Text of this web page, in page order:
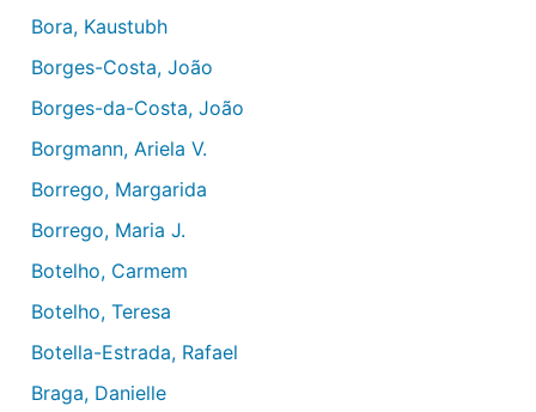
Bora, Kaustubh
Borges-Costa, João
Borges-da-Costa, João
Borgmann, Ariela V.
Borrego, Margarida
Borrego, Maria J.
Botelho, Carmem
Botelho, Teresa
Botella-Estrada, Rafael
Braga, Danielle